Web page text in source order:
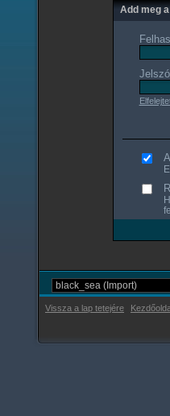
Add meg
Vissza a lap tetejére